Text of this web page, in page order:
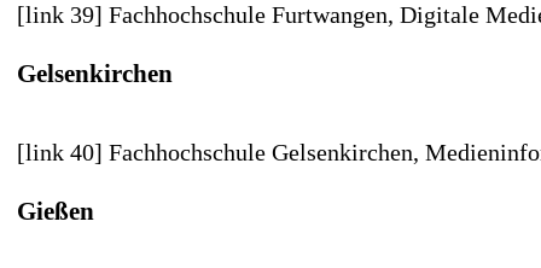
[link 39] Fachhochschule Furtwangen, Digitale
Gelsenkirchen
[link 40] Fachhochschule Gelsenkirchen,
Gießen